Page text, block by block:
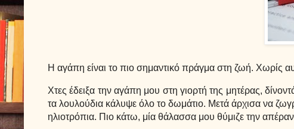
Η αγάπη είναι το πιο σημαντικό πράγμα στη ζωή. Χωρίς
Χτες έδειξα την αγάπη μου στη γιορτή της μητέρας,
τα λουλούδια κάλυψε όλο το δωμάτιο. Μετά άρχισα να
ηλιοτρόπια. Πιο κάτω, μία θάλασσα μου θύμιζε την